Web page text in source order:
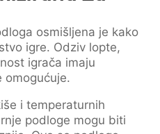
osmišljena je kako
igre. Odziv lopte,
igrača imaju
omogućuje.
i temperaturnih
podloge mogu biti